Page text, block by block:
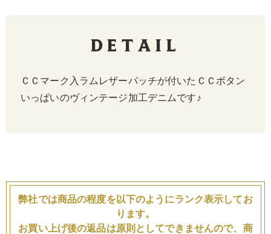
Detail
ＣＣマーク入ラムレザーパッチが付いたＣＣボタン
いっぱいのヴィンテージ加工デニムです♪
弊社では商品の程度を以下のようにランク表示してお
ります。
お買い上げ後の返品は原則としてできませんので、商